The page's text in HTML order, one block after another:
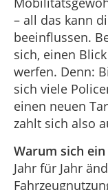
– all das kann
beeinflussen.
sich, einen
werfen. Denn:
sich viele
einen neuen
zahlt sich also
Warum sich
Jahr für Jahr